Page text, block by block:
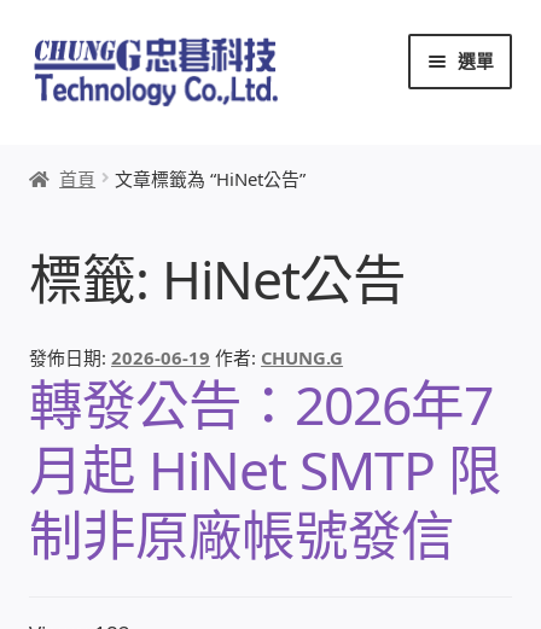
跳
至
導
列
跳
至
主
內
選單
本站文章導覽
創辦人:林慶忠
頭份獅子會
竹南百齡扶輪社
首頁 文章標籤為 “HiNet公告”
標籤: HiNet公告
發佈日期:2026-06-19 作者: CHUNG.G
轉發公告：2026年7
月起 HiNet SMTP 限
制非原廠帳號發信